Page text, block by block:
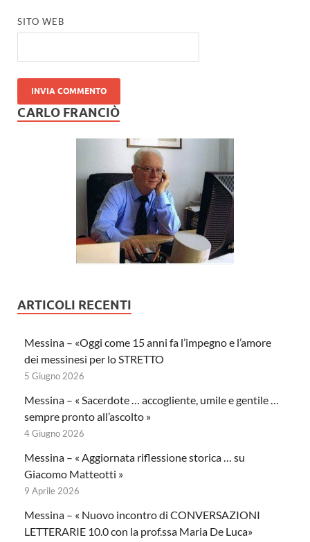
SITO WEB
CARLO FRANCIÒ
ARTICOLI RECENTI
Messina – «Oggi come 15 anni fa l’impegno e l’amore
dei messinesi per lo STRETTO
5 Giugno 2026
Messina – « Sacerdote … accogliente, umile e gentile …
sempre pronto all’ascolto »
4 Giugno 2026
Messina – « Aggiornata riflessione storica … su
Giacomo Matteotti »
9 Aprile 2026
Messina – « Nuovo incontro di CONVERSAZIONI
LETTERARIE 10.0 con la prof.ssa Maria De Luca»